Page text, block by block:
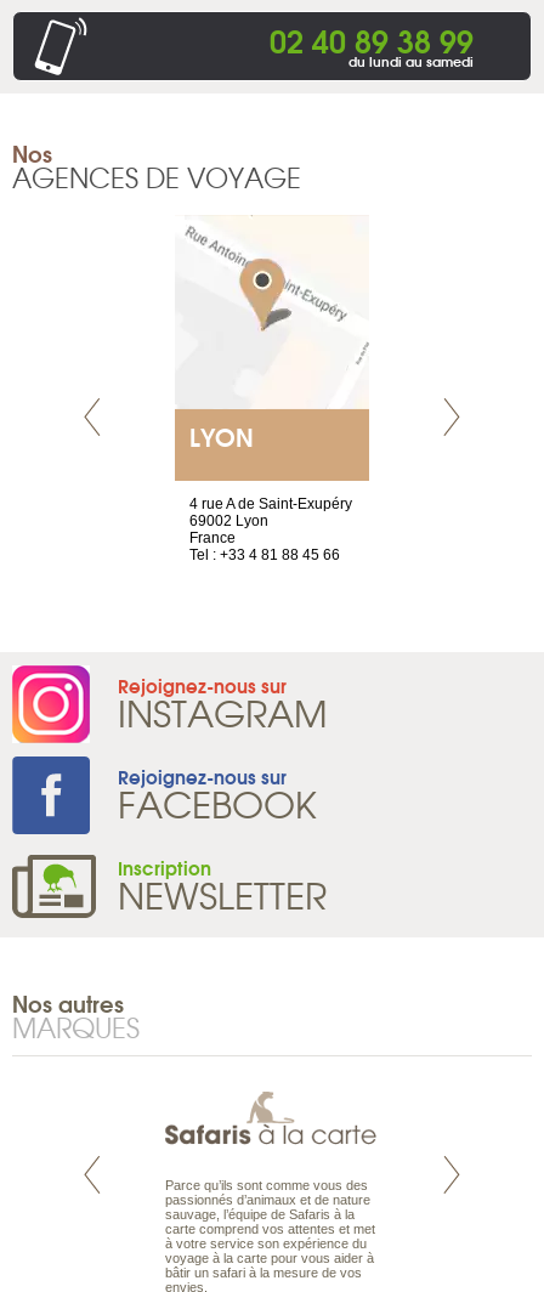
02 40 89 38 99
du lundi au samedi
Nos
AGENCES DE VOYAGE
LYON
4 rue A de Saint-Exupéry
69002 Lyon
France
Tel : +33 4 81 88 45 66
Rejoignez-nous sur
INSTAGRAM
Rejoignez-nous sur
FACEBOOK
Inscription
NEWSLETTER
Nos autres
MARQUES
Ultramarina a
Parce qu’ils sont comme vous des
passionnés d’animaux et de nature
sauvage, l’équipe de Safaris à la
carte comprend vos attentes et met
à votre service son expérience du
voyage à la carte pour vous aider à
bâtir un safari à la mesure de vos
envies.
Voyage kitesurf,